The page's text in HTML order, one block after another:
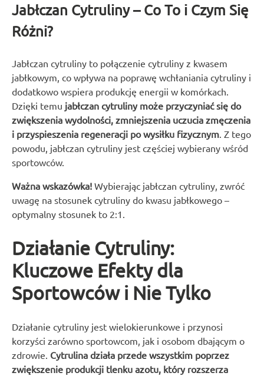
Jabłczan Cytruliny – Co To i Czym Się
Różni?
Jabłczan cytruliny to połączenie cytruliny z kwasem
jabłkowym, co wpływa na poprawę wchłaniania cytruliny i
dodatkowo wspiera produkcję energii w komórkach.
Dzięki temu jabłczan cytruliny może przyczyniać się do
zwiększenia wydolności, zmniejszenia uczucia zmęczenia
i przyspieszenia regeneracji po wysiłku fizycznym. Z tego
powodu, jabłczan cytruliny jest częściej wybierany wśród
sportowców.
Ważna wskazówka! Wybierając jabłczan cytruliny, zwróć
uwagę na stosunek cytruliny do kwasu jabłkowego –
optymalny stosunek to 2:1.
Działanie Cytruliny:
Kluczowe Efekty dla
Sportowców i Nie Tylko
Działanie cytruliny jest wielokierunkowe i przynosi
korzyści zarówno sportowcom, jak i osobom dbającym o
zdrowie. Cytrulina działa przede wszystkim poprzez
zwiększenie produkcji tlenku azotu, który rozszerza